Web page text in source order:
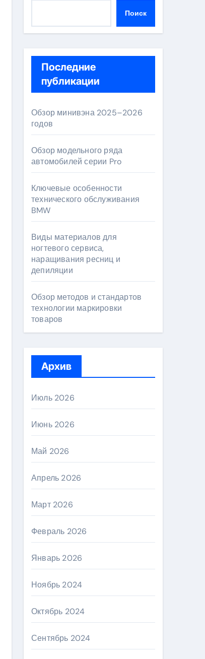
Поиск
Последние
публикации
Обзор минивэна 2025–2026
годов
Обзор модельного ряда
автомобилей серии Pro
Ключевые особенности
технического обслуживания
BMW
Виды материалов для
ногтевого сервиса,
наращивания ресниц и
депиляции
Обзор методов и стандартов
технологии маркировки
товаров
Архив
Июль 2026
Июнь 2026
Май 2026
Апрель 2026
Март 2026
Февраль 2026
Январь 2026
Ноябрь 2024
Октябрь 2024
Сентябрь 2024